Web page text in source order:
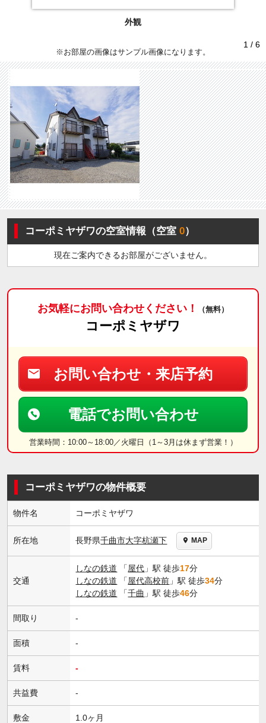
外観
1 / 6
※お部屋の画像はサンプル画像になります。
コーポミヤザワの空室情報（空室0）
現在ご案内できるお部屋がございません。
お気軽にお問い合わせください！ （無料）
コーポミヤザワ
お問い合わせ・来店予約
電話でお問い合わせ
営業時間：10:00～18:00／火曜日（1～3月は休まず営業！）
コーポミヤザワの物件概要
物件名 コーポミヤザワ
所在地 長野県千曲市大字杭瀬下 MAP
交通
しなの鉄道 「屋代 」駅 徒歩17分
しなの鉄道 「屋代高校前 」駅 徒歩34分
しなの鉄道 「千曲 」駅 徒歩46分
間取り -
面積 -
賃料 -
共益費 -
敷金 1.0ヶ月